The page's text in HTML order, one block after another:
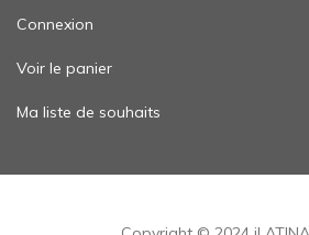
Connexion
Voir le panier
Ma liste de souhaits